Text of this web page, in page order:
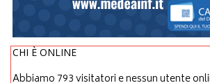
CHI È ONLINE
Abbiamo 793 visitatori e nessun utente